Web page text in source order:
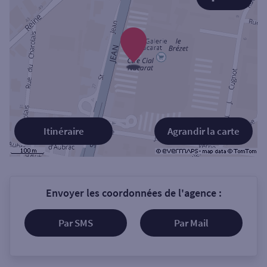
Agrandir la carte
Itinéraire
Envoyer les coordonnées de l'agence :
Par SMS Par Mail